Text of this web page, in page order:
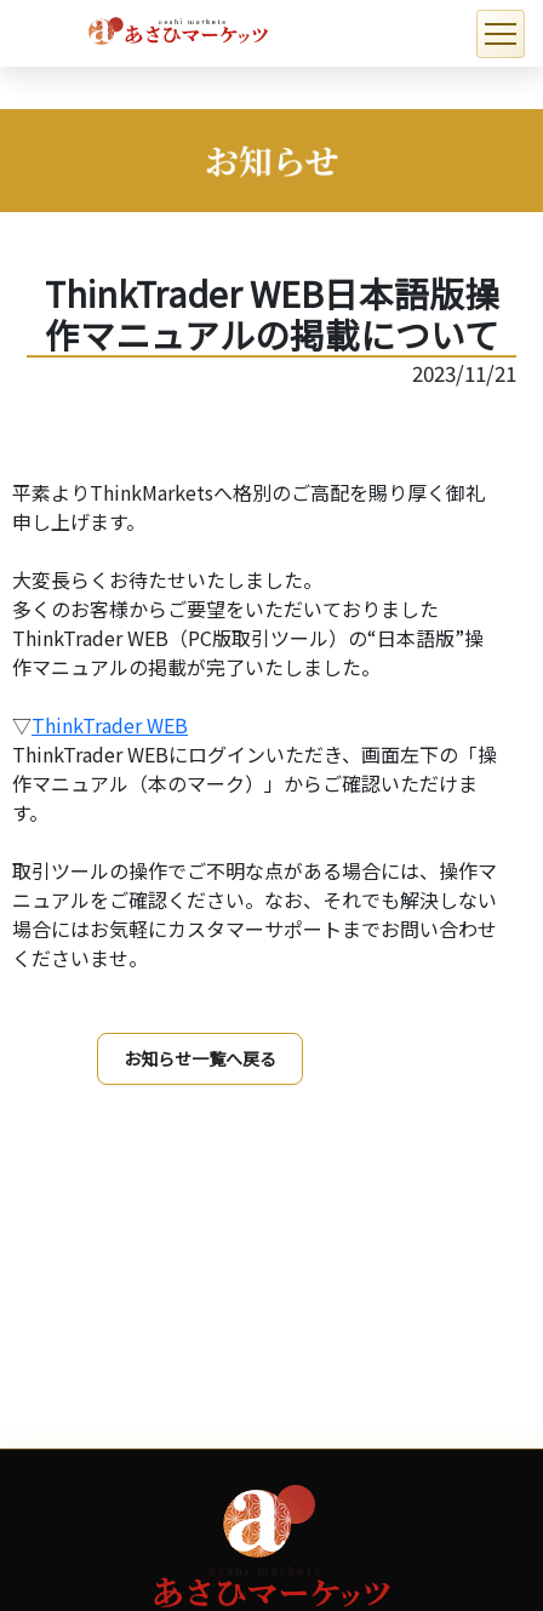
ThinkTrader WEB日本語版操
作マニュアルの掲載について
2023/11/21
平素よりThinkMarketsへ格別のご高配を賜り厚く御礼
申し上げます。
大変長らくお待たせいたしました。
多くのお客様からご要望をいただいておりました
ThinkTrader WEB（PC版取引ツール）の“日本語版”操
作マニュアルの掲載が完了いたしました。
▽ThinkTrader WEB
ThinkTrader WEBにログインいただき、画面左下の「操
作マニュアル（本のマーク）」からご確認いただけま
す。
取引ツールの操作でご不明な点がある場合には、操作マ
ニュアルをご確認ください。なお、それでも解決しない
場合にはお気軽にカスタマーサポートまでお問い合わせ
くださいませ。
お知らせ一覧へ戻る